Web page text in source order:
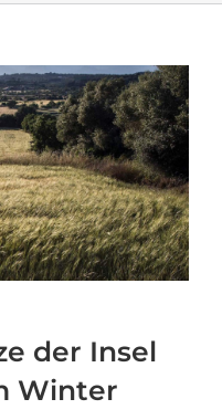
der Insel
Winter